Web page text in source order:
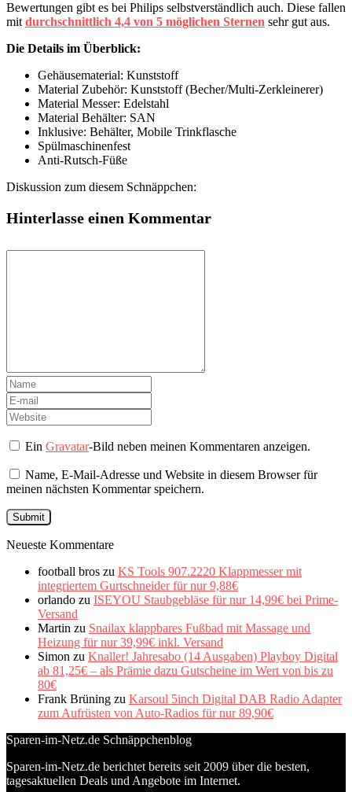
Bewertungen gibt es bei Philips selbstverständlich auch. Diese fallen
mit durchschnittlich 4,4 von 5 möglichen Sternen sehr gut aus.
Die Details im Überblick:
Gehäusematerial: Kunststoff
Material Zubehör: Kunststoff (Becher/Multi-Zerkleinerer)
Material Messer: Edelstahl
Material Behälter: SAN
Inklusive: Behälter, Mobile Trinkflasche
Spülmaschinenfest
Anti-Rutsch-Füße
Diskussion zum diesem Schnäppchen:
Hinterlasse einen Kommentar
EinGravatar-Bild neben meinen Kommentaren anzeigen.
Name, E-Mail-Adresse und Website in diesem Browser für
meinen nächsten Kommentar speichern.
Neueste Kommentare
football bros zu KS Tools 907.2220 Klappmesser mit
integriertem Gurtschneider für nur 9,88€
orlando zu ISEYOU Staubgebläse für nur 14,99€ bei Prime-
Versand
Martin zu Snailax klappbares Fußbad mit Massage und
Heizung für nur 39,99€ inkl. Versand
Simon zu Knaller! Jahresabo (14 Ausgaben) Playboy Digital
ab 81,25€ – als Prämie dazu Gutscheine im Wert von bis zu
80€
Frank Brüning zu Karsoul 5inch Digital DAB Radio Adapter
zum Aufrüsten von Auto-Radios für nur 89,90€
Sparen-im-Netz.de Schnäppchenblog
Sparen-im-Netz.de berichtet bereits seit 2009 über die besten,
tagesaktuellen Deals und Angebote im Internet.